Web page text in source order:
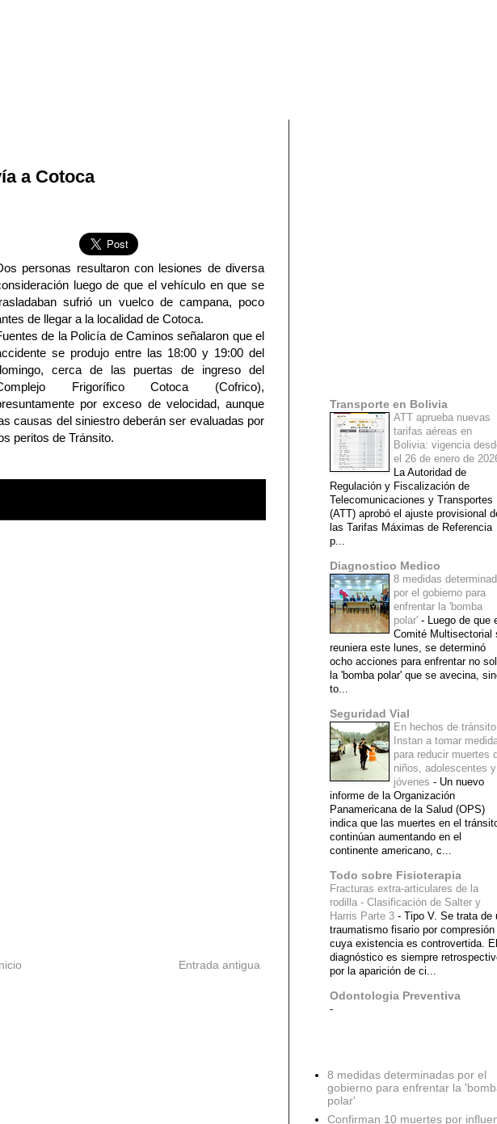
a Cotoca
personas resultaron con lesiones de diversa
luego de que el vehículo en que se
sufrió un vuelco de campana, poco
de llegar a la localidad de Cotoca.
de la Policía de Caminos señalaron que el
se produjo entre las 18:00 y 19:00 del
cerca de las puertas de ingreso del
Frigorífico Cotoca (Cofrico),
por exceso de velocidad, aunque
causas del siniestro deberán ser evaluadas por
peritos de Tránsito.
Entrada antigua
Transporte en Bolivia
ATT aprueba nuevas
tarifas aéreas en
Bolivia: vigencia
el 26 de enero de
La Autoridad de
Regulación y Fiscalización de
Telecomunicaciones y Transportes
(ATT) aprobó el ajuste provisional
las Tarifas Máximas de Referencia
p...
Diagnostico Medico
8 medidas
por el gobierno para
enfrentar la 'bomba
polar' - Luego de que
Comité Multisectorial
reuniera este lunes, se determinó
ocho acciones para enfrentar no
la 'bomba polar' que se avecina,
to...
Seguridad Vial
En hechos de tránsito
Instan a tomar
para reducir muertes
niños, adolescentes y
jóvenes - Un nuevo
informe de la Organización
Panamericana de la Salud (OPS)
indica que las muertes en el
continúan aumentando en el
continente americano, c...
Todo sobre Fisioterapia
Fracturas extra-articulares de la
rodilla - Clasificación de Salter y
Harris Parte 3 - Tipo V. Se trata de
traumatismo fisario por compresión
cuya existencia es controvertida. El
diagnóstico es siempre
por la aparición de ci...
Odontologia Preventiva
-
8 medidas determinadas por el
gobierno para enfrentar la
polar'
Confirman 10 muertes por